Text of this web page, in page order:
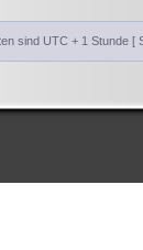
sind UTC + 1 Stunde [